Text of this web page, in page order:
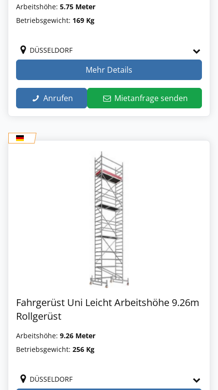
Arbeitshöhe: 5.75 Meter
Betriebsgewicht: 169 Kg
DÜSSELDORF
Mehr Details
Anrufen Mietanfrage senden
Fahrgerüst Uni Leicht Arbeitshöhe 9.26m
Rollgerüst
Arbeitshöhe: 9.26 Meter
Betriebsgewicht: 256 Kg
DÜSSELDORF